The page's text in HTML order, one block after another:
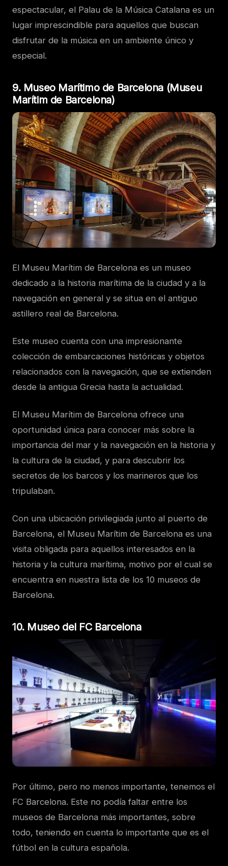
espectacular, el Palau de la Música Catalana es un
lugar imprescindible para aquellos que buscan
disfrutar de la música en un ambiente único y
especial.
9. Museo Marítimo de Barcelona (Museu
Marítim de Barcelona)
El Museu Marítim de Barcelona es un museo
dedicado a la historia marítima de la ciudad y a la
navegación en general y se situa en el antiguo
astillero real de Barcelona.
Este museo cuenta con una impresionante
colección de embarcaciones históricas y objetos
relacionados con la navegación, que se extienden
desde la antigua Grecia hasta la actualidad.
El Museu Marítim de Barcelona ofrece una
oportunidad única para conocer más sobre la
importancia del mar y la navegación en la historia y
la cultura de la ciudad, y para descubrir los
secretos de los barcos y los marineros que los
tripulaban.
Con una ubicación privilegiada junto al puerto de
Barcelona, el Museu Marítim de Barcelona es una
visita obligada para aquellos interesados en la
historia y la cultura marítima, motivo por el cual se
encuentra en nuestra lista de los 10 museos de
Barcelona.
10. Museo del FC Barcelona
Por último, pero no menos importante, tenemos el
FC Barcelona. Este no podía faltar entre los
museos de Barcelona más importantes, sobre
todo, teniendo en cuenta lo importante que es el
fútbol en la cultura española.